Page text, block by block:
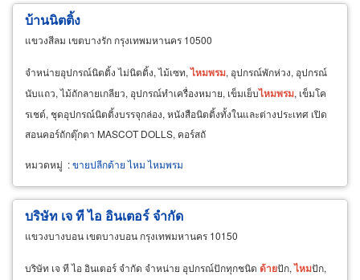
บ้านนิตติ้ง
แขวงสีลม เขตบางรัก กรุงเทพมหานคร 10500
จำหน่ายอุปกรณ์นิตติ้ง ไม่นิตติ้ง, ไม้เซท,ไหมพรม, อุปกรณ์พักห่วง, อุปกรณ์
นับแถว, ไม้ถักลายเกลียว, อุปกรณ์ทำเครื่องหมาย, เข็มเย็บไหมพรม, เข็มโค
รเชต์, ชุดอุปกรณ์นิตติ้งบรรจุกล่อง, หนังสือนิตติ้งทั้งในและต่างประเทศ เปิด
สอนคอร์ถักตุ๊กตา MASCOT DOLLS, คอร์สถั
หมวดหมู่ :ขายปลีกด้าย ไหม ไหมพรม
บริษัท เจ ที ไอ อินเตอร์ จำกัด
แขวงบางบอน เขตบางบอน กรุงเทพมหานคร 10150
บริษัท เจ ที ไอ อินเตอร์ จำกัด จำหน่าย อุปกรณ์ปักทุกชนิด ด้ายปัก,ไหมปัก,